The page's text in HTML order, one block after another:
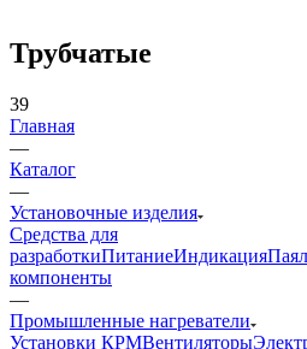
Трубчатые
39
Главная
—
Каталог
—
Установочные изделия
Средства для
разработкиПитаниеИндикация
компоненты
—
Промышленные нагреватели
Установки КРМВентиляторы